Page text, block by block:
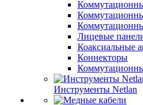
Лицевые
Коаксиальные
Коннекторы
Инструменты Netlan